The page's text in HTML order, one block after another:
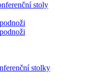
stoly
stolky